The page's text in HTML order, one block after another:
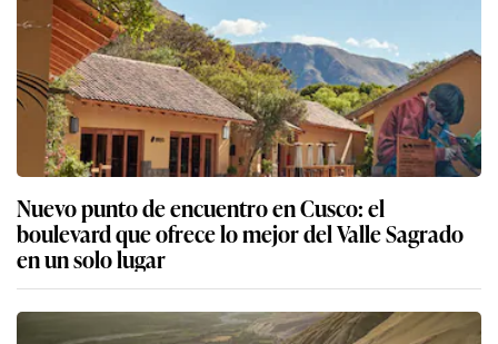
Nuevo punto de encuentro en Cusco: el
boulevard que ofrece lo mejor del Valle Sagrado
en un solo lugar